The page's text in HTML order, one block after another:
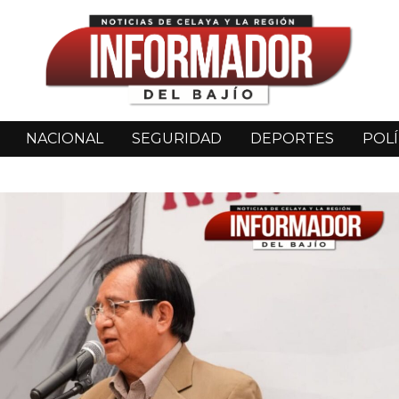
NACIONAL SEGURIDAD DEPORTES